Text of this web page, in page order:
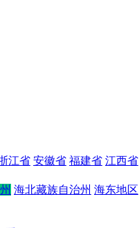
江省 安徽省 福建省 江西省
海北藏族自治州 海东地区